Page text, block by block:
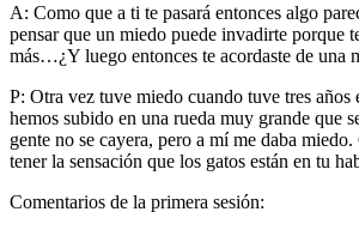
A: Como que a ti te pasará entonces algo
pensar que un miedo puede invadirte porque
más…¿Y luego entonces te acordaste de una
P: Otra vez tuve miedo cuando tuve tres años
hemos subido en una rueda muy grande que
gente no se cayera, pero a mí me daba
tener la sensación que los gatos están en tu
Comentarios de la primera sesión: